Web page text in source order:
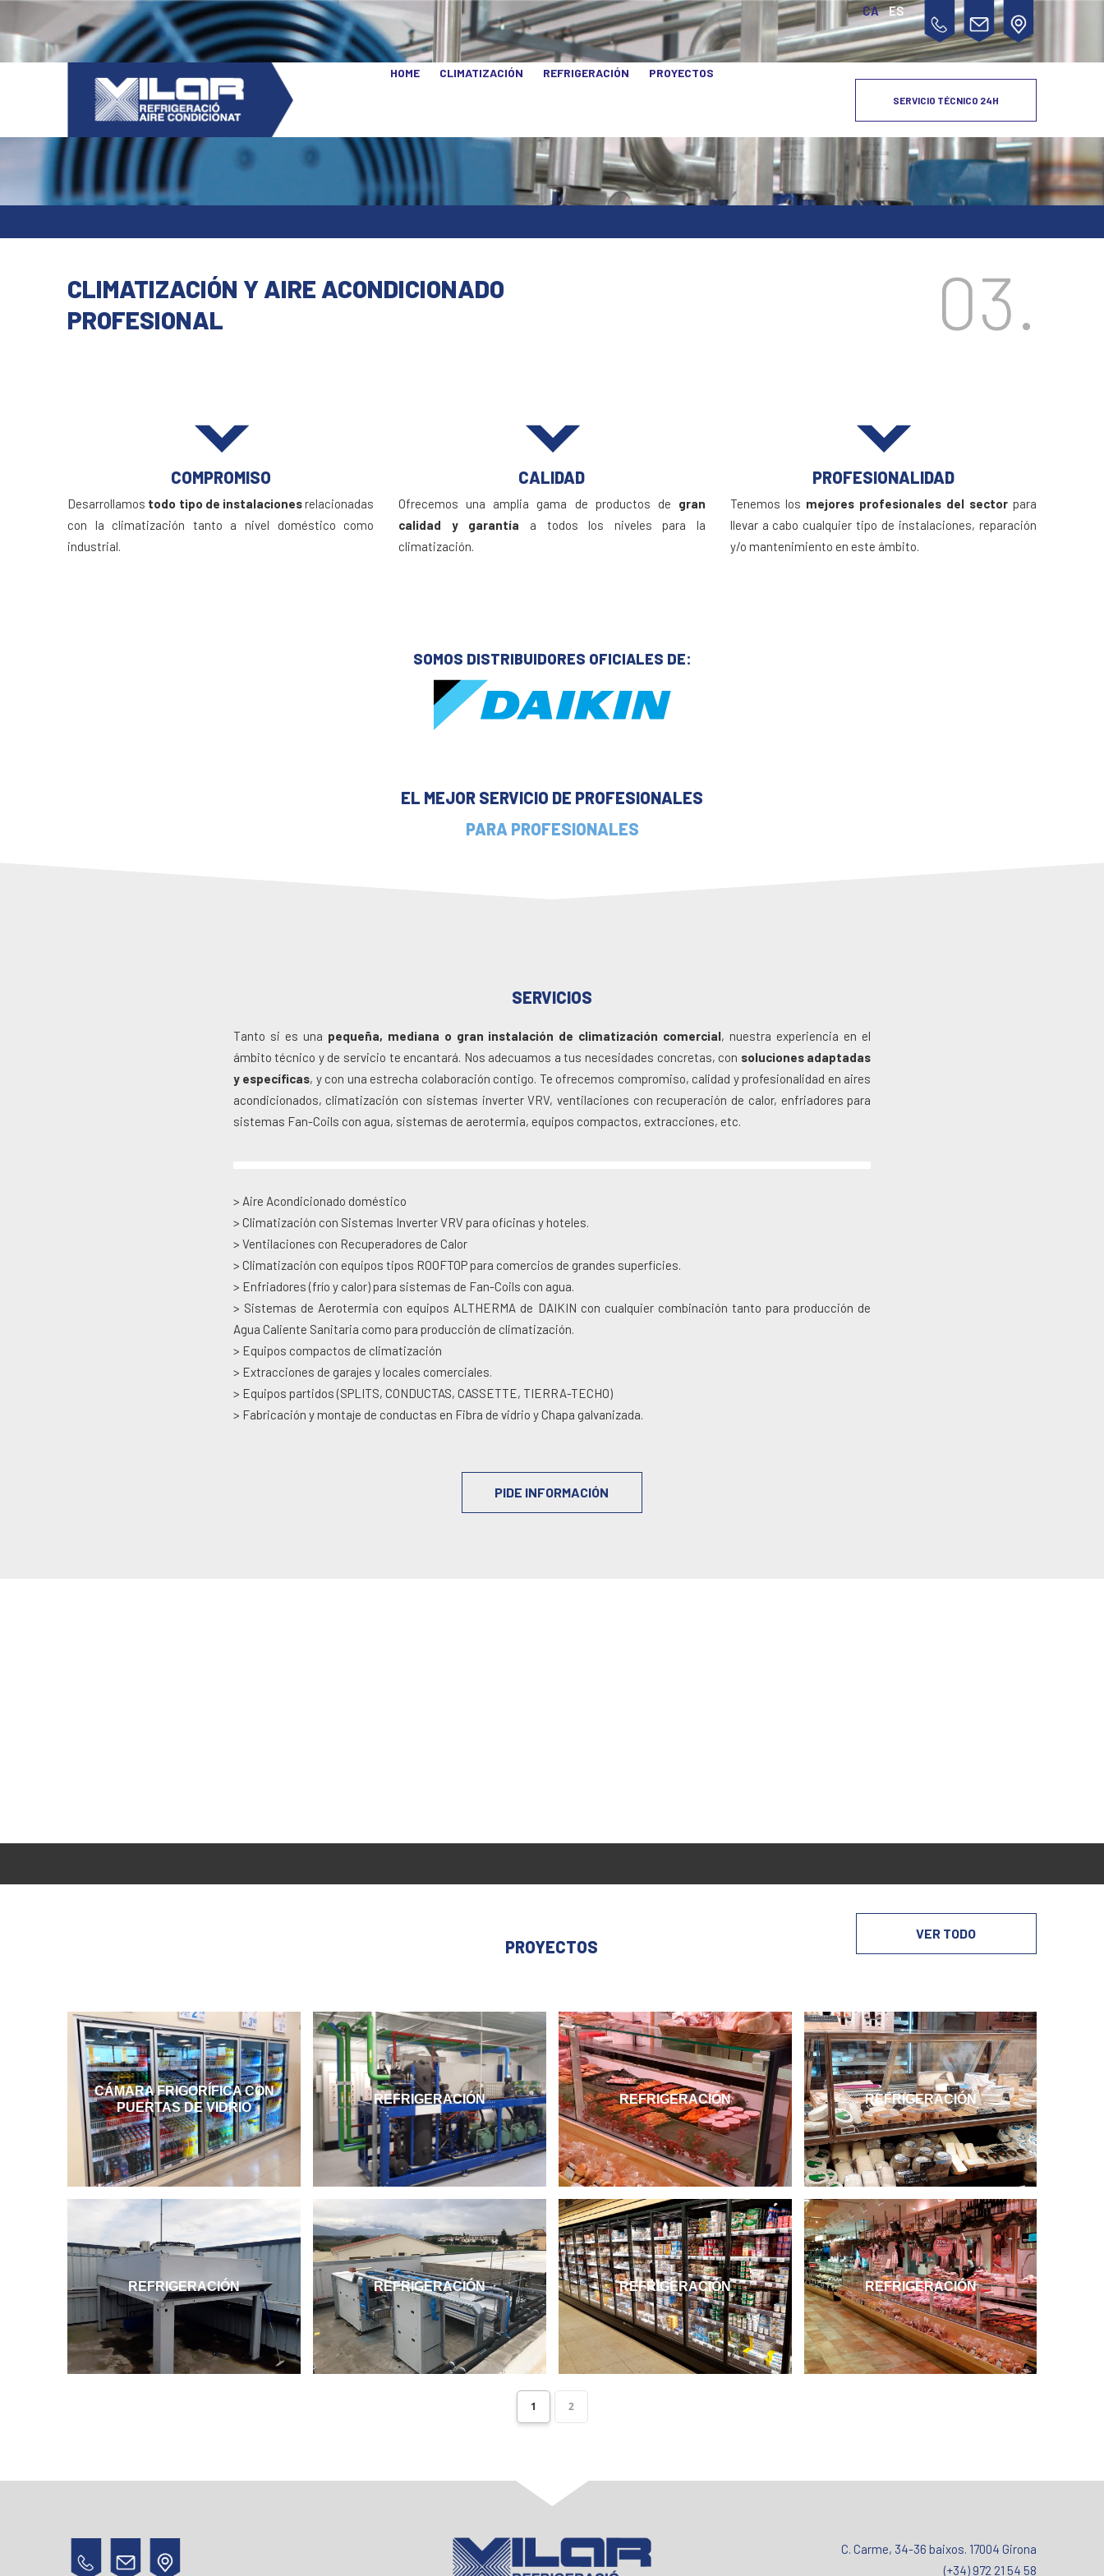
CA ES
HOME CLIMATIZACIÓN REFRIGERACIÓN PROYECTOS
SERVICIO TÉCNICO 24H
CLIMATIZACIÓN Y AIRE ACONDICIONADO
PROFESIONAL
03.
COMPROMISO
Desarrollamos todo tipo de instalacionesrelacionadas
con la climatización tanto a nivel doméstico como
industrial.
CALIDAD
Ofrecemos una amplia gama de productos de gran
calidad y garantía a todos los niveles para la
climatización.
PROFESIONALIDAD
Tenemos los mejores profesionales del sectorpara
llevar a cabo cualquier tipo de instalaciones, reparación
y/o mantenimiento en este ámbito.
SOMOS DISTRIBUIDORES OFICIALES DE:
EL MEJOR SERVICIO DE PROFESIONALES
PARA PROFESIONALES
SERVICIOS
Tanto si es una pequeña, mediana o gran instalación de climatización comercial, nuestra experiencia en el
ámbito técnico y de servicio te encantará. Nos adecuamos a tus necesidades concretas, con soluciones adaptadas
y específicas, y con una estrecha colaboración contigo. Te ofrecemos compromiso, calidad y profesionalidad en aires
acondicionados, climatización con sistemas inverter VRV, ventilaciones con recuperación de calor, enfriadores para
sistemas Fan-Coils con agua, sistemas de aerotermia, equipos compactos, extracciones, etc.
> Aire Acondicionado doméstico
> Climatización con Sistemas Inverter VRV para oficinas y hoteles.
> Ventilaciones con Recuperadores de Calor
> Climatización con equipos tipos ROOFTOP para comercios de grandes superficies.
> Enfriadores (frío y calor) para sistemas de Fan-Coils con agua.
> Sistemas de Aerotermia con equipos ALTHERMA de DAIKIN con cualquier combinación tanto para producción de
Agua Caliente Sanitaria como para producción de climatización.
> Equipos compactos de climatización
> Extracciones de garajes y locales comerciales.
> Equipos partidos (SPLITS, CONDUCTAS, CASSETTE, TIERRA-TECHO)
> Fabricación y montaje de conductas en Fibra de vidrio y Chapa galvanizada.
PIDE INFORMACIÓN
PROYECTOS
VER TODO
CÁMARA FRIGORÍFICA CON
PUERTAS DE VIDRIO
REFRIGERACIÓN REFRIGERACIÓN REFRIGERACIÓN
REFRIGERACIÓN REFRIGERACIÓN REFRIGERACIÓN REFRIGERACIÓN
1 2
C. Carme, 34-36 baixos. 17004 Girona
(+34) 972 21 54 58